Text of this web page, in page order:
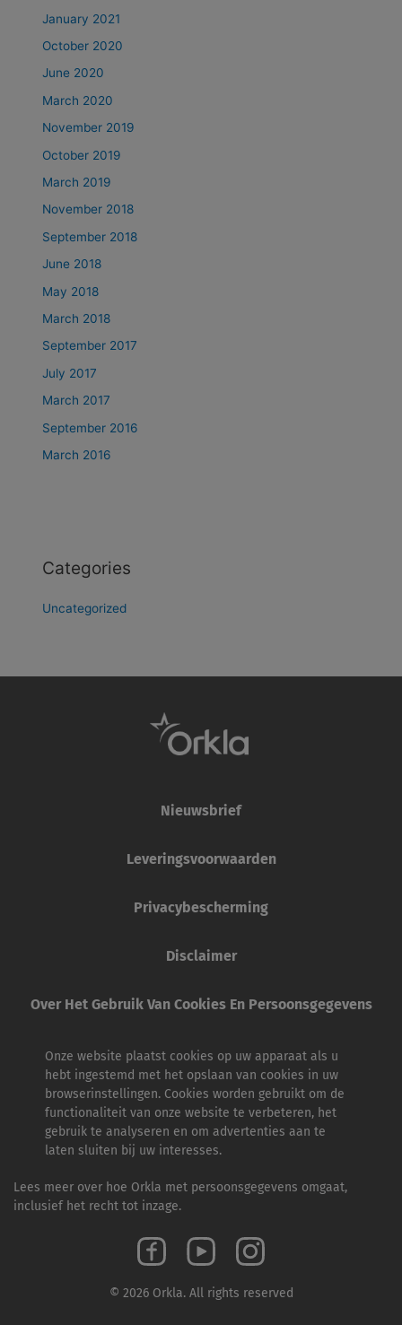
January 2021
October 2020
June 2020
March 2020
November 2019
October 2019
March 2019
November 2018
September 2018
June 2018
May 2018
March 2018
September 2017
July 2017
March 2017
September 2016
March 2016
Categories
Uncategorized
Nieuwsbrief
Leveringsvoorwaarden
Privacybescherming
Disclaimer
Over Het Gebruik Van Cookies En Persoonsgegevens
Onze website plaatst cookies op uw apparaat als u
hebt ingestemd met het opslaan van cookies in uw
browserinstellingen. Cookies worden gebruikt om de
functionaliteit van onze website te verbeteren, het
gebruik te analyseren en om advertenties aan te
laten sluiten bij uw interesses.
Lees meer over hoe Orkla met persoonsgegevens omgaat,
inclusief het recht tot inzage.
© 2026 Orkla. All rights reserved